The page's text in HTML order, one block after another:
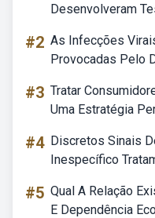
Desenvolveram
#2 As Infecções
Provocadas Pelo
#3 Tratar
Uma Estratégia
#4 Discretos Sinais
Inespecífico
#5 Qual A Relação
E Dependência